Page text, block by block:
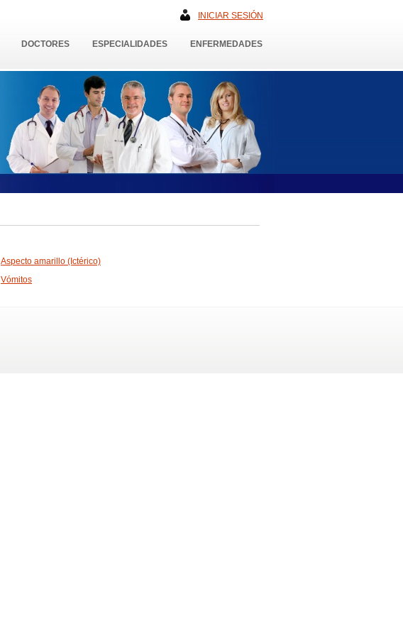
INICIAR SESIÓN
DOCTORES ESPECIALIDADES ENFERMEDADES
Aspecto amarillo (Ictérico)
Vómitos